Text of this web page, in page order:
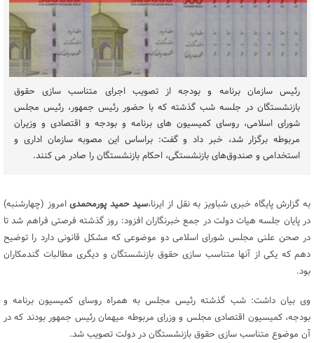
رئیس سازمان برنامه و بودجه از تصویب اجرای متناسب سازی حقوق
بازنشستگان در جلسه شب گذشته که با حضور رئیس جمهور، رئیس مجلس
شورای اسلامی، روسای کمیسیون های برنامه و بودجه و اقتصادی و وزیران
مربوطه برگزار شد، خبر داد و گفت: براساس این مصوبه سازمان اداری و
استخدامی و صندوق‌های بازنشستگی، احکام بازنشستگان را صادر می کنند.
به گزارش پایگاه خبری شباویز به نقل از ایرنا،سید حمید پورمحمدیامروز (چهارشنبه)
در پایان جلسه هیات دولت در جمع خبرنگاران افزود: روز گذشته فرصتی فراهم شد تا
در صحن علنی مجلس شورای اسلامی دو موضوعی که مشکل قانونی دارد را توضیح
دهم که یکی از آنها متناسب سازی حقوق بازنشستگان و دیگری مطالبات گندمکاران
بود.
وی بیان داشت: شب گذشته رئیس مجلس به همراه روسای کمیسیون برنامه و
بودجه، کمیسیون اقتصادی مجلس و وزرای مربوطه میهمان رئیس جمهور بودند که در
آن موضوع متناسب سازی حقوق بازنشستگان در دولت تصویب شد.